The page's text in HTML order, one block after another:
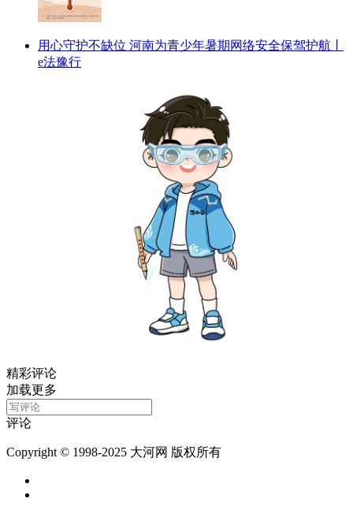
用心守护不缺位 河南为青少年暑期网络安全保驾护航丨
e法豫行
精彩评论
加载更多
评论
Copyright © 1998-2025 大河网 版权所有